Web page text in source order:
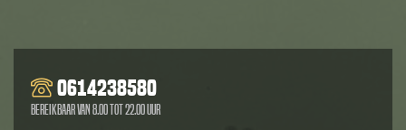
0614238580
Bereikbaar van 8.00 tot 22.00 uur